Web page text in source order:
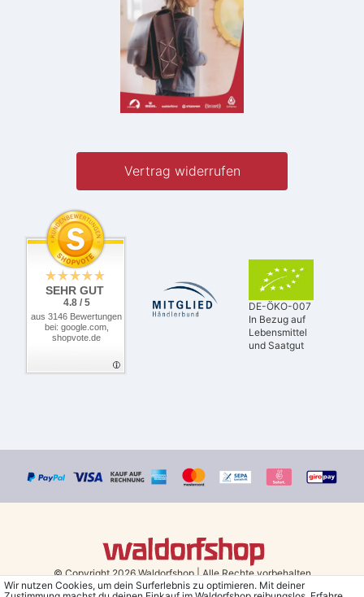
Vertrag widerrufen
SEHR GUT
4.8 / 5
aus 3146 Bewertungen
bei: google.com,
shopvote.de
DE-ÖKO-007
In Bezug auf
Lebensmittel
und Saatgut
© Copyright 2026 Waldorfshop|Alle Rechte vorbehalten.
Wir nutzen Cookies, um dein Surferlebnis zu optimieren. Mit deiner